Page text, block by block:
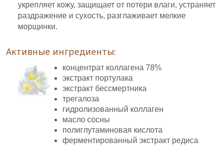
укрепляет кожу, защищает от потери влаги, устраняет
раздражение и сухость, разглаживает мелкие
морщинки.
Активные ингредиенты:
концентрат коллагена 78%
экстракт портулака
экстракт бессмертника
трегалоза
гидролизованный коллаген
масло сосны
полиглутаминовая кислота
ферментированный экстракт редиса